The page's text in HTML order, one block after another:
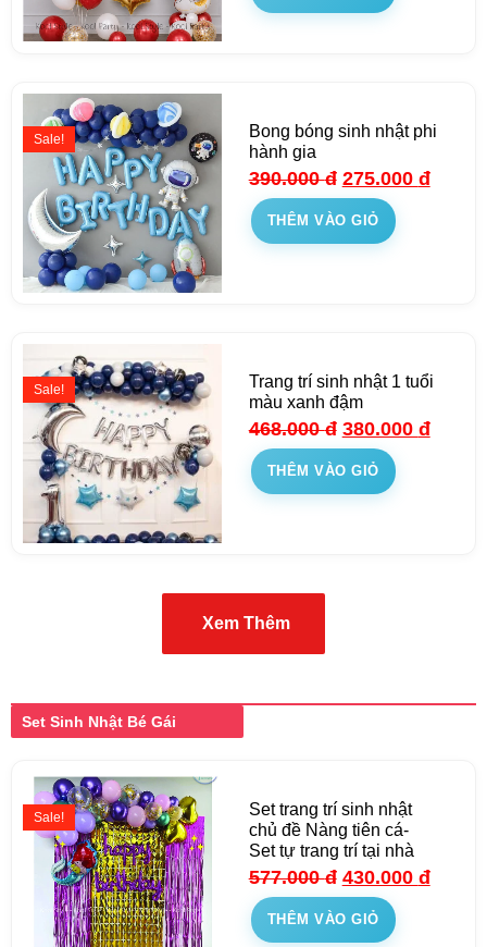
Sale!
Bong bóng sinh nhật phi
hành gia
390.000đ 275.000 đ
THÊM VÀO GIỎ
Sale!
Trang trí sinh nhật 1 tuổi
màu xanh đậm
468.000đ 380.000 đ
THÊM VÀO GIỎ
Xem Thêm
Set Sinh Nhật Bé Gái
Sale!
Set trang trí sinh nhật
chủ đề Nàng tiên cá-
Set tự trang trí tại nhà
577.000đ 430.000 đ
THÊM VÀO GIỎ